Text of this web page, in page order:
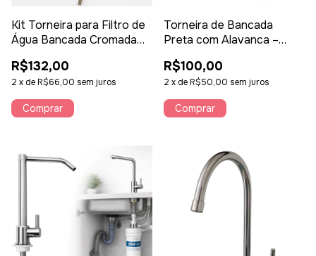
Kit Torneira para Filtro de
Água Bancada Cromada
Conectores – Kemflo
R$132,00
2 x deR$66,00 sem juros
Torneira de Bancada
Preta com Alavanca –
Acionamento Suave
R$100,00
2 x deR$50,00 sem juros